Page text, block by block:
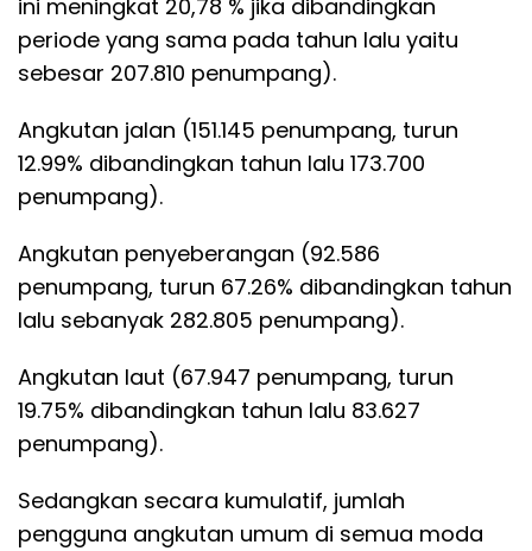
ini meningkat 20,78 % jika dibandingkan
periode yang sama pada tahun lalu yaitu
sebesar 207.810 penumpang).
Angkutan jalan (151.145 penumpang, turun
12.99% dibandingkan tahun lalu 173.700
penumpang).
Angkutan penyeberangan (92.586
penumpang, turun 67.26% dibandingkan tahun
lalu sebanyak 282.805 penumpang).
Angkutan laut (67.947 penumpang, turun
19.75% dibandingkan tahun lalu 83.627
penumpang).
Sedangkan secara kumulatif, jumlah
pengguna angkutan umum di semua moda